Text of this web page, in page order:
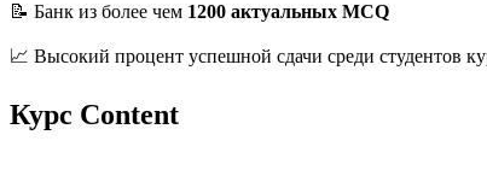
📝 Банк из более чем 1200 актуальных MCQ
📈 Высокий процент успешной сдачи среди студентов
Курс Content